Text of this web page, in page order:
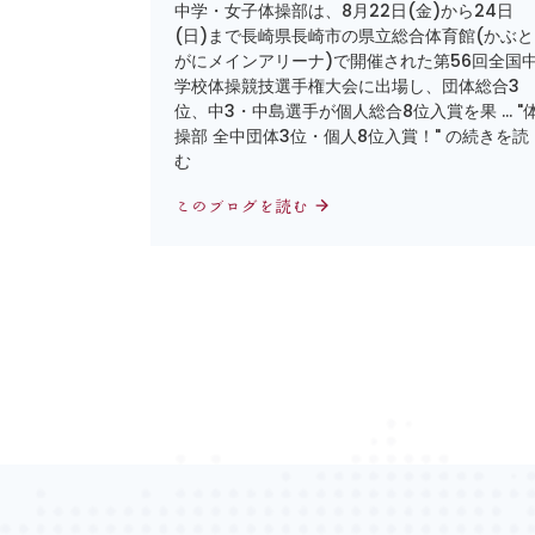
中学・女子体操部は、8月22日(金)から24日
(日)まで長崎県長崎市の県立総合体育館(かぶと
がにメインアリーナ)で開催された第56回全国
学校体操競技選手権大会に出場し、団体総合3
位、中3・中島選手が個人総合8位入賞を果 … "
操部 全中団体3位・個人8位入賞！" の続きを読
む
このブログを読む